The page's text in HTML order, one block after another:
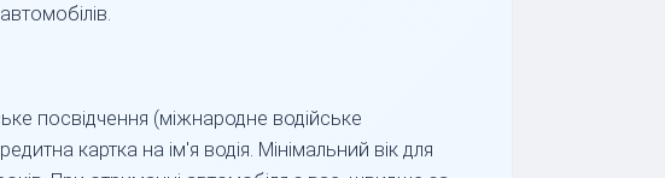
посвідчення (міжнародне водійське
картка на ім'я водія. Мінімальний вік для